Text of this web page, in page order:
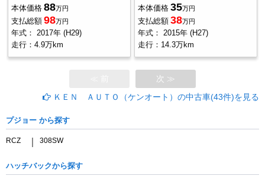
本体価格 88万円
支払総額 98万円
年式：
2017年 (H29)
走行： 4.9万km
本体価格 35万円
支払総額 38万円
年式：
2015年 (H27)
走行： 14.3万km
次 ≫
ＫＥＮ ＡＵＴＯ（ケンオート）の中古車(43件)を見る
プジョー から探す
RCZ 308SW
ハッチバックから探す